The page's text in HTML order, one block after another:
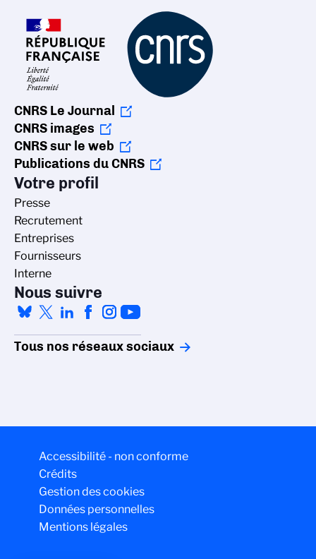
CNRS Le Journal
CNRS images
CNRS sur le web
Publications du CNRS
Votre profil
Presse
Recrutement
Entreprises
Fournisseurs
Interne
Nous suivre
Tous nos réseaux sociaux
Accessibilité - non conforme
Crédits
Gestion des cookies
Données personnelles
Mentions légales